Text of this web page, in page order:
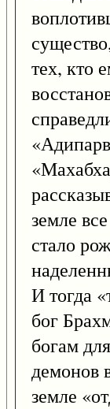
тех, кто
земле
стало
И тогда
бог
богам
демонов
земле